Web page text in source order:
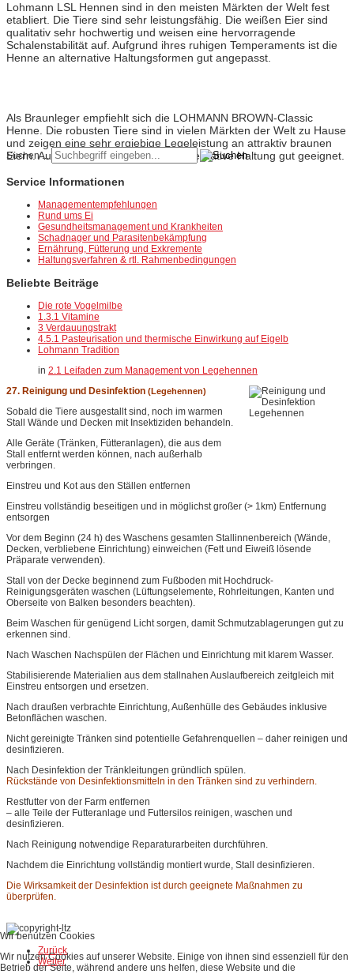
Lohmann LSL Hennen sind in den meisten Märkten der Welt fest
etabliert. Die Tiere sind sehr leistungsfähig. Die weißen Eier sind
qualitativ sehr hochwertig und weisen eine hervorragende
Schalenstabilität auf. Aufgrund ihres ruhigen Temperaments ist die
Henne an alternative Haltungsformen gut angepasst.
Als Braunleger empfiehlt sich die LOHMANN BROWN-Classic
Henne. Die robusten Tiere sind in vielen Märkten der Welt zu Hause
und zeigen eine sehr ergiebige Legeleistung an attraktiv braunen
Eiern. Auch diese Henne ist für die alternative Haltung gut geeignet.
Suchen ...
Service Informationen
Managementempfehlungen
Rund ums Ei
Gesundheitsmanagement und Krankheiten
Schadnager und Parasitenbekämpfung
Ernährung, Fütterung und Exkremente
Haltungsverfahren & rtl. Rahmenbedingungen
Beliebte Beiträge
Die rote Vogelmilbe
1.3.1 Vitamine
3 Verdauungstrakt
4.5.1 Pasteurisation und thermische Einwirkung auf Eigelb
Lohmann Tradition
in 2.1 Leifaden zum Management von Legehennen
27. Reinigung und Desinfektion (Legehennen)
Sobald die Tiere ausgestallt sind, noch im warmen
Stall Wände und Decken mit Insektiziden behandeln.
Alle Geräte (Tränken, Fütteranlagen), die aus dem
Stall entfernt werden können, nach außerhalb
verbringen.
Einstreu und Kot aus den Ställen entfernen
Einstreu vollständig beseitigen und in möglichst großer (> 1km) Entfernung
entsorgen
Vor dem Beginn (24 h) des Waschens gesamten Stallinnenbereich (Wände,
Decken, verbliebene Einrichtung) einweichen (Fett und Eiweiß lösende
Präparate verwenden).
Stall von der Decke beginnend zum Fußboden mit Hochdruck-
Reinigungsgeräten waschen (Lüftungselemente, Rohrleitungen, Kanten und
Oberseite von Balken besonders beachten).
Beim Waschen für genügend Licht sorgen, damit Schmutzablagerungen gut zu
erkennen sind.
Nach Waschen Nachspülen der Flächen und Einrichtung mit klarem Wasser.
Stabilisierende Materialien aus dem stallnahen Auslaufbereich zeitgleich mit
Einstreu entsorgen und ersetzen.
Nach draußen verbrachte Einrichtung, Außenhülle des Gebäudes inklusive
Betonflächen waschen.
Nicht gereinigte Tränken sind potentielle Gefahrenquellen – daher reinigen und
desinfizieren.
Nach Desinfektion der Tränkleitungen gründlich spülen.
Rückstände von Desinfektionsmitteln in den Tränken sind zu verhindern.
Restfutter von der Farm entfernen
– alle Teile der Futteranlage und Futtersilos reinigen, waschen und
desinfizieren.
Nach Reinigung notwendige Reparaturarbeiten durchführen.
Nachdem die Einrichtung vollständig montiert wurde, Stall desinfizieren.
Die Wirksamkeit der Desinfektion ist durch geeignete Maßnahmen zu
überprüfen.
Zurück
Weiter
Wir benutzen Cookies
Wir nutzen Cookies auf unserer Website. Einige von ihnen sind essenziell für den
Betrieb der Seite, während andere uns helfen, diese Website und die